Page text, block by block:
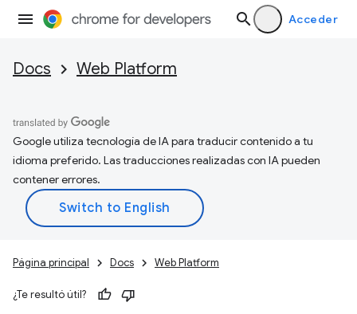
Acceder
Docs Web Platform
Google utiliza tecnología de IA para traducir contenido a tu
idioma preferido. Las traducciones realizadas con IA pueden
contener errores.
Página principal Docs Web Platform
¿Te resultó útil?